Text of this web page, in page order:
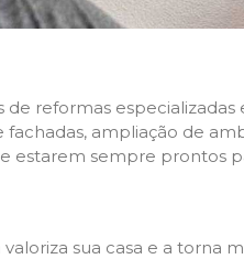
de reformas
ampliação de
estarem sempre prontos
sua casa e a torna